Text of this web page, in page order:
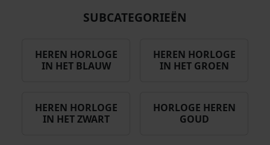
SUBCATEGORIEËN
HEREN HORLOGE
IN HET BLAUW
HEREN HORLOGE
IN HET GROEN
HEREN HORLOGE
IN HET ZWART
HORLOGE HEREN
GOUD